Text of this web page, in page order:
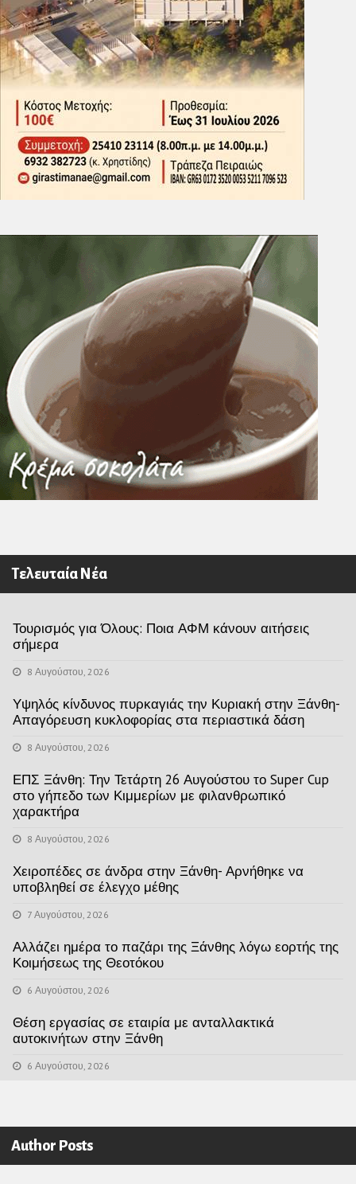
Τελευταία Νέα
Τουρισμός για Όλους: Ποια ΑΦΜ κάνουν αιτήσεις
σήμερα
8 Αυγούστου, 2026
Υψηλός κίνδυνος πυρκαγιάς την Κυριακή στην Ξάνθη-
Απαγόρευση κυκλοφορίας στα περιαστικά δάση
8 Αυγούστου, 2026
ΕΠΣ Ξάνθη: Την Τετάρτη 26 Αυγούστου το Super Cup
στο γήπεδο των Κιμμερίων με φιλανθρωπικό
χαρακτήρα
8 Αυγούστου, 2026
Χειροπέδες σε άνδρα στην Ξάνθη- Αρνήθηκε να
υποβληθεί σε έλεγχο μέθης
7 Αυγούστου, 2026
Αλλάζει ημέρα το παζάρι της Ξάνθης λόγω εορτής της
Κοιμήσεως της Θεοτόκου
6 Αυγούστου, 2026
Θέση εργασίας σε εταιρία με ανταλλακτικά
αυτοκινήτων στην Ξάνθη
6 Αυγούστου, 2026
Author Posts